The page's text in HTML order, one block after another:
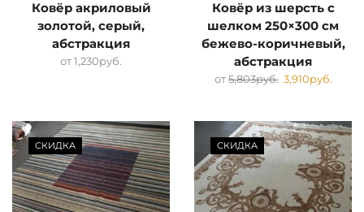
Ковёр акриловый
золотой, серый,
абстракция
от1,230руб.
Ковёр из шерсть с
шелком 250×300 см
бежево-коричневый,
абстракция
от5,803руб. 3,910руб.
СКИДКА СКИДКА